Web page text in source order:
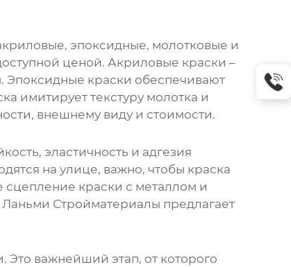
эпоксидные, молотковые и
ценой. Акриловые краски –
Эпоксидные краски обеспечивают
имитирует текстуру молотка и
внешнему виду и стоимости.
эластичность и адгезия
на улице, важно, чтобы краска
сцепление краски с металлом и
Стройматериалы предлагает
Это важнейший этап, от которого